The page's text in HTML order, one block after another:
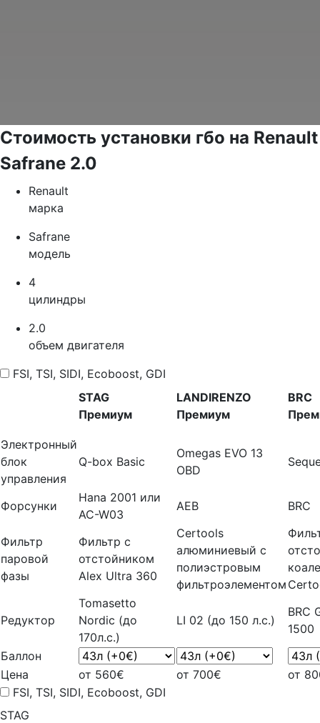
Стоимость установки гбо на Renault
Safrane 2.0
Renault
марка
Safrane
модель
4
цилиндры
2.0
объем двигателя
FSI, TSI, SIDI, Ecoboost, GDI
STAG
Премиум
LANDIRENZO
Премиум
BRC
Электронный
блок
управления
Q-box Basic
Omegas EVO 13
OBD
Форсунки
Hana 2001 или
AC-W03
AEB BRC
Фильтр
паровой
фазы
Фильтр с
отстойником
Alex Ultra 360
Certools
алюминиевый с
полиэстровым
фильтроэлементом
Редуктор
Tomasetto
Nordic (до
170л.с.)
LI 02 (до 150 л.с.)
BRC
1500
Баллон
Цена
от 560€ от 700€
от
FSI, TSI, SIDI, Ecoboost, GDI
STAG